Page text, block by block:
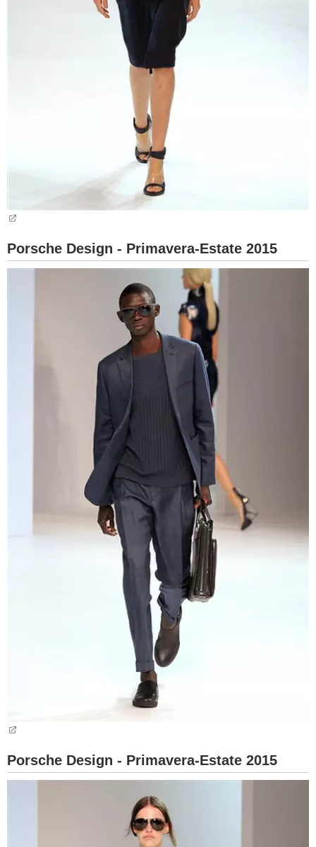
Porsche Design - Primavera-Estate 2015
Porsche Design - Primavera-Estate 2015